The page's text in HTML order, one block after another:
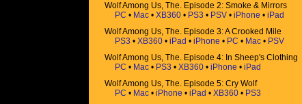
Wolf Among Us, The. Episode 2: Smoke & Mirrors
PC • Mac • XB360 • PS3 • PSV • iPhone • iPad
Wolf Among Us, The. Episode 3: A Crooked Mile
PS3 • XB360 • iPad • iPhone • PC • Mac • PSV
Wolf Among Us, The. Episode 4: In Sheep's Clothing
PC • Mac • PS3 • XB360 • iPhone • iPad
Wolf Among Us, The. Episode 5: Cry Wolf
PC • Mac • iPhone • iPad • XB360 • PS3